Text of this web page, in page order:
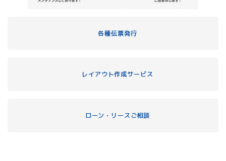
各種伝票発行
レイアウト作成サービス
ローン・リースご相談